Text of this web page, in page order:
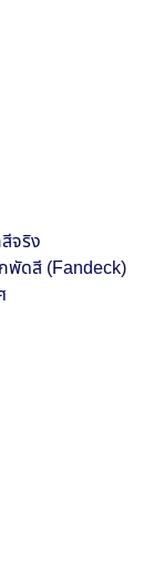
จริง
พัดสี (Fandeck)